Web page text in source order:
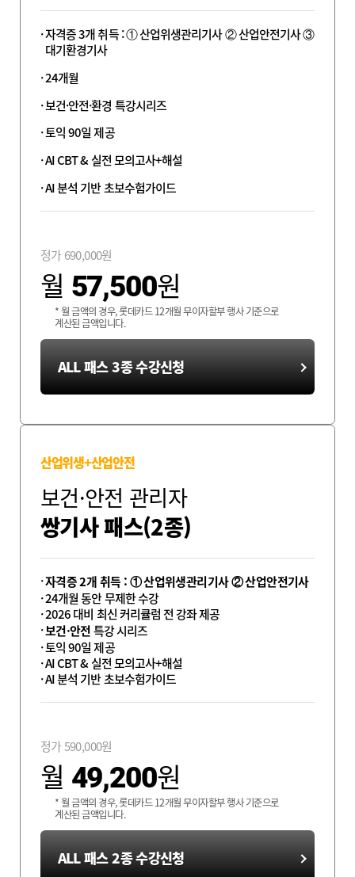
자격증 3개 취득 : ① 산업위생관리기사② 산업안전기사 ③
대기환경기사
24개월
보건·안전·환경 특강시리즈
토익 90일 제공
AI CBT & 실전 모의고사+해설
AI 분석 기반초보수험가이드
정가 690,000원
월 57,500원
* 월 금액의 경우, 롯데카드 12개월 무이자할부 행사 기준으로
계산된 금액입니다.
ALL 패스 3종 수강신청
산업위생+산업안전
보건·안전 관리자
쌍기사 패스(2종)
24개월 동안 무제한 수강
자격증 2개 취득 : ① 산업위생관리기사 ② 산업안전기사
2026 대비 최신 커리큘럼 전 강좌 제공
보건·안전특강 시리즈
토익 90일 제공
AI CBT & 실전 모의고사+해설
AI 분석 기반 초보수험가이드
정가590,000원
월 49,200원
* 월 금액의 경우, 롯데카드 12개월 무이자할부 행사 기준으로
계산된 금액입니다.
ALL 패스 2종 수강신청